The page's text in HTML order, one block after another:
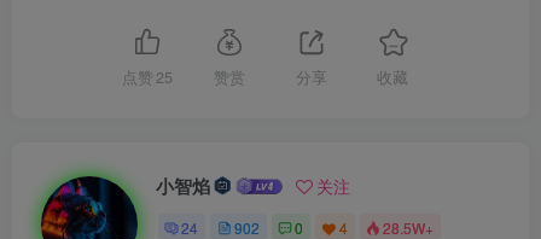
点赞 25 赞赏 分享 收藏
小智焰 关注
24 902 0 4 28.5W+